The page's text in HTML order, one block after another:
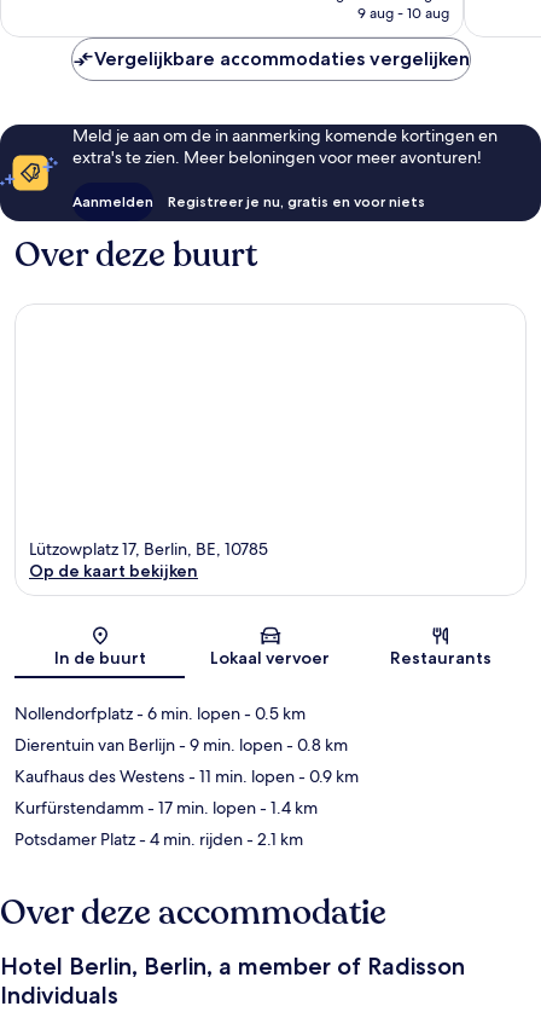
is
9 aug - 10 aug
Vergelijkbare accommodaties vergelijken
Meld je aan om de in aanmerking komende kortingen en
extra's te zien. Meer beloningen voor meer avonturen!
Aanmelden Registreer je nu, gratis en voor niets
Over deze buurt
Kaart
Lützowplatz 17, Berlin, BE, 10785
Op de kaart bekijken
In de buurt Lokaal vervoer Restaurants
Nollendorfplatz- 6 min. lopen- 0.5 km
Dierentuin van Berlijn- 9 min. lopen- 0.8 km
Kaufhaus des Westens- 11 min. lopen- 0.9 km
Kurfürstendamm- 17 min. lopen- 1.4 km
Potsdamer Platz- 4 min. rijden- 2.1 km
Over deze accommodatie
Hotel Berlin, Berlin, a member of Radisson
Individuals